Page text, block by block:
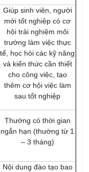
Giúp sinh viên, người
mới tốt nghiệp có cơ
hội trải nghiệm môi
trường làm việc thực
tế, học hỏi các kỹ năng
và kiến thức cần thiết
cho công việc, tạo
thêm cơ hội việc làm
sau tốt nghiệp
Thường có thời gian
ngắn hạn (thường từ 1
– 3 tháng)
Nội dung đào tạo bao